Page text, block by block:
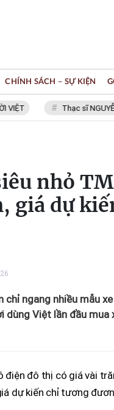
Thạc sĩ NGUYỄN VĂN
CHÍNH SÁCH – SỰ KIỆN
nhỏ
giá dự
chỉ ngang nhiều mẫu
dùng Việt lần đầu
điện đô thị có giá vài
dự kiến chỉ tương